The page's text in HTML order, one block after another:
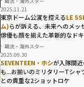
2025.11.21
東京ドーム公演を控えるLE
ム)らが訴える、未来へのメッ
俳優も顔を揃えた革新的なド
上のブラックボックス」
韓流・海外スター
2025.09.30
SEVENTEEN・ホシが入隊間
も...お揃いのミリタリーTシャ
との貴重な2ショットロケ